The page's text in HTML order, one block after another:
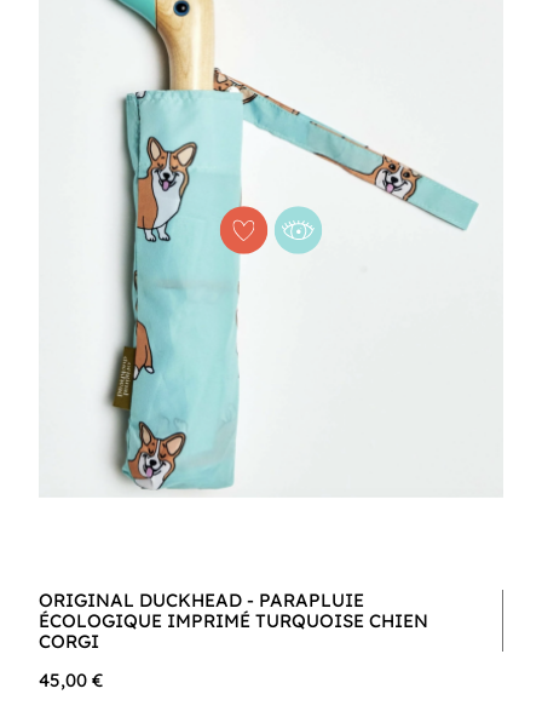
ORIGINAL DUCKHEAD - PARAPLUIE
ÉCOLOGIQUE IMPRIMÉ TURQUOISE CHIEN
CORGI
45,00 €